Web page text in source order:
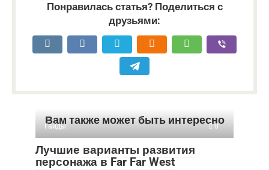
Понравилась статья? Поделиться с
друзьями:
Вам также может быть интересно
Гайды 0
Лучшие варианты развития
персонажа в Far Far West